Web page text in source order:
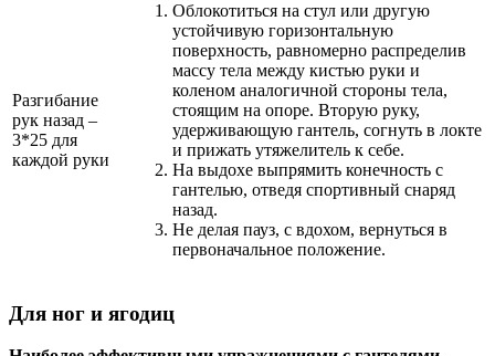
Разгибание
рук назад –
3*25 для
каждой руки
Облокотиться на стул или другую
устойчивую горизонтальную
поверхность, равномерно распределив
массу тела между кистью руки и
коленом аналогичной стороны тела,
стоящим на опоре. Вторую руку,
удерживающую гантель, согнуть в локте
и прижать утяжелитель к себе.
На выдохе выпрямить конечность с
гантелью, отведя спортивный снаряд
назад.
Не делая пауз, с вдохом, вернуться в
первоначальное положение.
Для ног и ягодиц